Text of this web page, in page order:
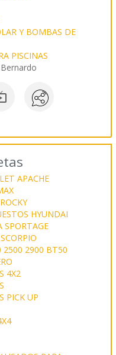
Y BOMBAS DE
PISCINAS
Bernardo
APACHE
HYUNDAI
SPORTAGE
2500 2900 BT50
4X2
PICK UP